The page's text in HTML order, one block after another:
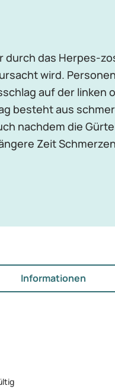
durch das Herpes-
wird.
auf der linken
besteht aus
nachdem die
Zeit
Informationen